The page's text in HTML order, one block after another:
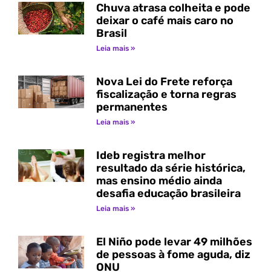
Chuva atrasa colheita e pode
deixar o café mais caro no
Brasil
Leia mais »
Nova Lei do Frete reforça
fiscalização e torna regras
permanentes
Leia mais »
Ideb registra melhor
resultado da série histórica,
mas ensino médio ainda
desafia educação brasileira
Leia mais »
El Niño pode levar 49 milhões
de pessoas à fome aguda, diz
ONU